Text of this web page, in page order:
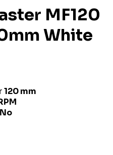
MF120
White
120 mm
No